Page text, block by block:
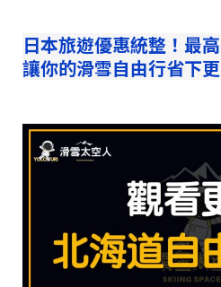
日本旅遊優惠統整！最
讓你的滑雪自由行省下更